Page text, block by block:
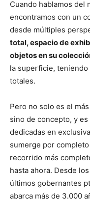
Cuando hablamos del
encontramos con un
desde múltiples
total, espacio de
objetos en su
la superficie,
totales.
Pero no solo es el
sino de concepto, y
dedicadas en
sumerge por
recorrido más
hasta ahora. Desde
últimos gobernantes
abarca más de 3.000